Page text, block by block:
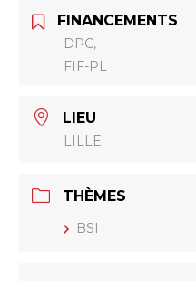
FINANCEMENTS
DPC,
FIF-PL
LIEU
LILLE
THÈMES
BSI